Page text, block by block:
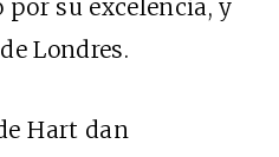
su excelencia, y
Londres.
Hart dan